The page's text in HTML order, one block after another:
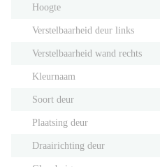
Hoogte
Verstelbaarheid deur links
Verstelbaarheid wand rechts
Kleurnaam
Soort deur
Plaatsing deur
Draairichting deur